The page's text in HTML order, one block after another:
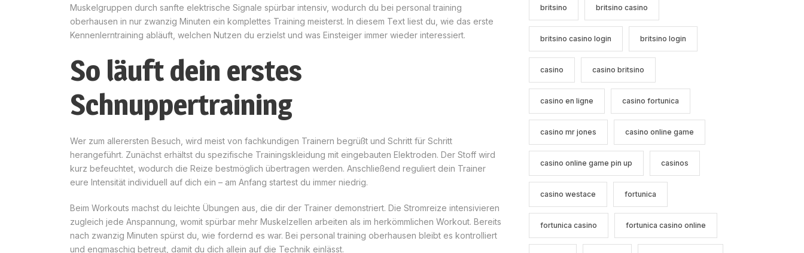
Muskelgruppen durch sanfte elektrische Signale spürbar intensiv, wodurch du bei personal training
oberhausen in nur zwanzig Minuten ein komplettes Training meisterst. In diesem Text liest du, wie das erste
Kennenlerntraining abläuft, welchen Nutzen du erzielst und was Einsteiger immer wieder interessiert.
So läuft dein erstes
Schnuppertraining
Wer zum allerersten Besuch, wird meist von fachkundigen Trainern begrüßt und Schritt für Schritt
herangeführt. Zunächst erhältst du spezifische Trainingskleidung mit eingebauten Elektroden. Der Stoff wird
kurz befeuchtet, wodurch die Reize bestmöglich übertragen werden. Anschließend reguliert dein Trainer
eure Intensität individuell auf dich ein – am Anfang startest du immer niedrig.
Beim Workouts machst du leichte Übungen aus, die dir der Trainer demonstriert. Die Stromreize intensivieren
zugleich jede Anspannung, womit spürbar mehr Muskelzellen arbeiten als im herkömmlichen Workout. Bereits
nach zwanzig Minuten spürst du, wie fordernd es war. Bei personal training oberhausen bleibt es kontrolliert
und engmaschig betreut, damit du dich allein auf die Technik einlässt.
britsino britsino casino
britsino casino login britsino login
casino casino britsino
casino en ligne casino fortunica
casino mr jones casino online game
casino online game pin up casinos
casino westace fortunica
fortunica casino fortunica casino online